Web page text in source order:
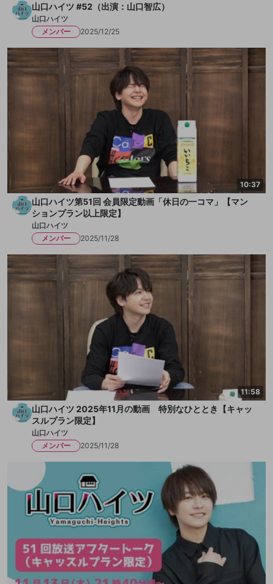
山口ハイツ #52（出演：山口智広）
山口ハイツ
メンバー
2025/12/25
10:37
山口ハイツ第51回 会員限定動画「休日の一コマ」【マン
ションプラン以上限定】
山口ハイツ
メンバー
2025/11/28
11:58
山口ハイツ 2025年11月の動画 特別なひととき【キャッ
スルプラン限定】
山口ハイツ
メンバー
2025/11/28